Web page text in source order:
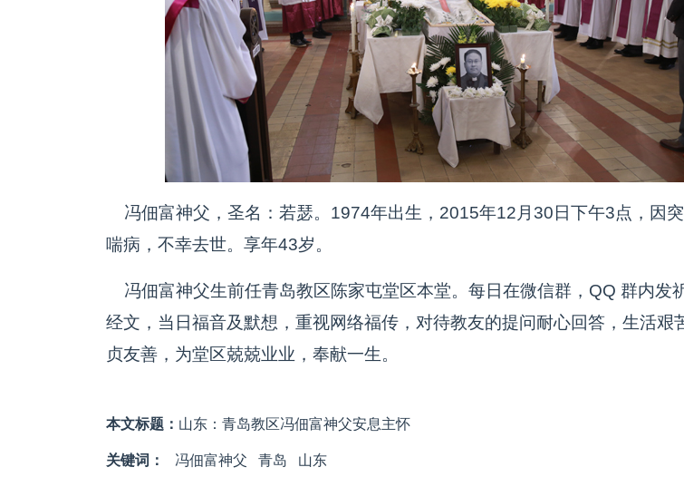
冯佃富神父，圣名：若瑟。1974年出生，2015年12月30日下午3点，因
喘病，不幸去世。享年43岁。
冯佃富神父生前任青岛教区陈家屯堂区本堂。每日在微信群，QQ 群内发
经文，当日福音及默想，重视网络福传，对待教友的提问耐心回答，生活艰
贞友善，为堂区兢兢业业，奉献一生。
本文标题： 山东：青岛教区冯佃富神父安息主怀
关键词： 冯佃富神父 青岛 山东